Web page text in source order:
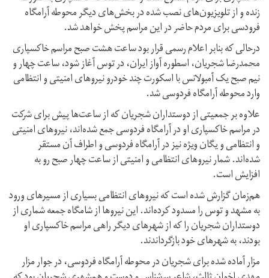
زنده و از تلویزیون‌های نصب شده در بخش‌های دیگر محوطه آرامگاه
فرودسی برای مردم حاضر در این مراسم پخش خواهد شد.
درحالی که بنابر اعلام رسمی قرار بود ساعت هشت صبح مراسم خاکسپاری
محمدرضا شجریان، اسطوره آواز ایران، در توس آغاز شود، ساعت چهار و
نیم صبح یک آمبولانس با اسکورت چند خودرو نیروهای امنیتی و انتظامی
وارد محوطه آرامگاه فردوسی شد.
علاوه بر جمعیتی از دوستداران شجریان که از ساعت‌ها پیش برای شرکت
در مراسم خاکسپاری او در آرامگاه فردوسی جمع شده‌اند، نیروهای امنیتی
و انتظامی و یگان ویژه نیز در آرامگاه فردوسی و اطراف آن مستقر
شده‌اند. شمار نیروهای انتظامی و امنیتی از ساعت چهار صبح رو به
افزایش است.
هم‌زمان گزارش شده است که نیروهای انتظامی بسیاری از مسیرهای ورود
به مشهد و توس را مسدود کرده‌اند. این نیروها از شامگاه جمعه شماری از
دوستداران شجریان را که از شهرهای دیگر راهی مراسم خاکسپاری او
بودند، به شهرهای خود بازگرداندند.
مزار آماده شده برای شجریان در محوطه آرامگاه فردوسی، در جوار مزار